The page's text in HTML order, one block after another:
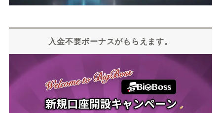
入金不要ボーナスがもらえます。